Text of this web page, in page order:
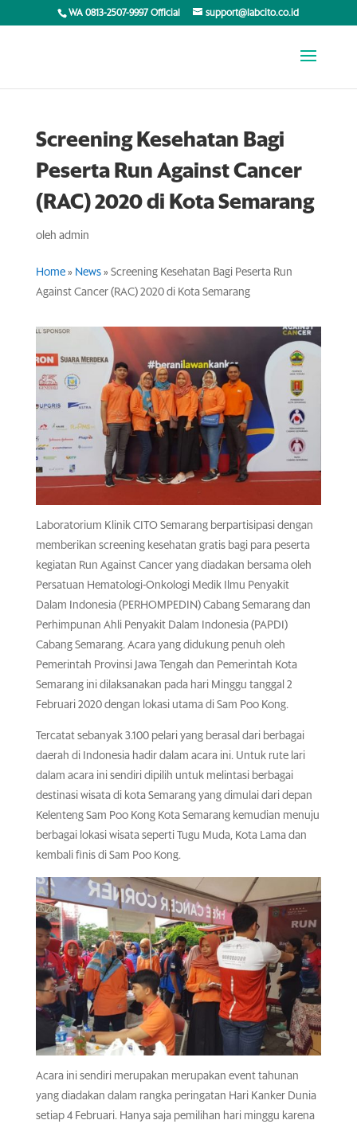
WA 0813-2507-9997 Official support@labcito.co.id
Screening Kesehatan Bagi
Peserta Run Against Cancer
(RAC) 2020 di Kota Semarang
oleh admin
Home» News» Screening Kesehatan Bagi Peserta Run
Against Cancer (RAC) 2020 di Kota Semarang
Laboratorium Klinik CITO Semarang berpartisipasi dengan
memberikan screening kesehatan gratis bagi para peserta
kegiatan Run Against Cancer yang diadakan bersama oleh
Persatuan Hematologi-Onkologi Medik Ilmu Penyakit
Dalam Indonesia (PERHOMPEDIN) Cabang Semarang dan
Perhimpunan Ahli Penyakit Dalam Indonesia (PAPDI)
Cabang Semarang. Acara yang didukung penuh oleh
Pemerintah Provinsi Jawa Tengah dan Pemerintah Kota
Semarang ini dilaksanakan pada hari Minggu tanggal 2
Februari 2020 dengan lokasi utama di Sam Poo Kong.
Tercatat sebanyak 3.100 pelari yang berasal dari berbagai
daerah di Indonesia hadir dalam acara ini. Untuk rute lari
dalam acara ini sendiri dipilih untuk melintasi berbagai
destinasi wisata di kota Semarang yang dimulai dari depan
Kelenteng Sam Poo Kong Kota Semarang kemudian menuju
berbagai lokasi wisata seperti Tugu Muda, Kota Lama dan
kembali finis di Sam Poo Kong.
Acara ini sendiri merupakan merupakan event tahunan
yang diadakan dalam rangka peringatan Hari Kanker Dunia
setiap 4 Februari. Hanya saja pemilihan hari minggu karena